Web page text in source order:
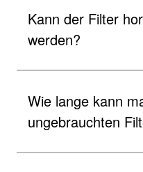
Kann der Filter
werden?
Wie lange kann
ungebrauchten